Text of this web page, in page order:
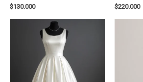
$130.000
$220.000